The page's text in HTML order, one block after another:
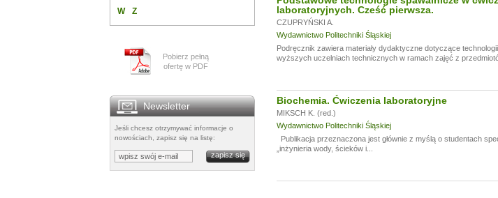
W
Z
Pobierz pełną
ofertę w PDF
Newsletter
Jeśli chcesz otrzymywać informacje o
nowościach, zapisz się na listę:
laboratoryjnych. Cześć pierwsza.
CZUPRYŃSKI A.
Wydawnictwo Politechniki Śląskiej
Podręcznik zawiera materiały dydaktyczne dotyczące
wyższych uczelniach technicznych w ramach zajęć z
Biochemia. Ćwiczenia laboratoryjne
MIKSCH K. (red.)
Wydawnictwo Politechniki Śląskiej
Publikacja przeznaczona jest głównie z myślą o studentach
„inżynieria wody, ścieków i...